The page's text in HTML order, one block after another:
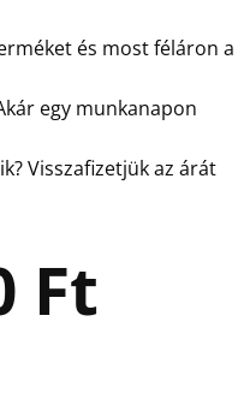
és most féláron a
egy munkanapon
Visszafizetjük az árát
Ft